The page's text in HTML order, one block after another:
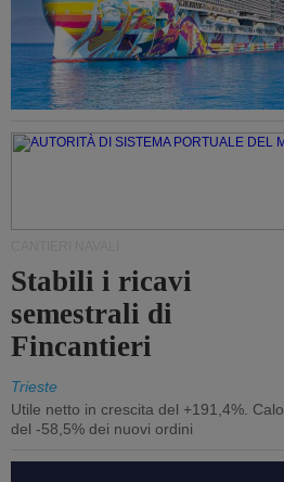
Stabili i ricavi
semestrali di
Fincantieri
Trieste
Utile netto in crescita del +191,4%. Calo
del -58,5% dei nuovi ordini